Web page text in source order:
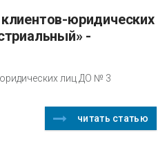
-
лиц ДО № 3
читать статью